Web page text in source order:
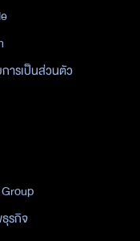
ารเป็นส่วนตัว
รกิจ